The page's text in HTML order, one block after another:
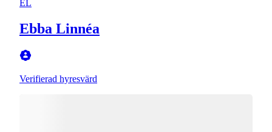
EL
Ebba Linnéa
Verifierad hyresvärd